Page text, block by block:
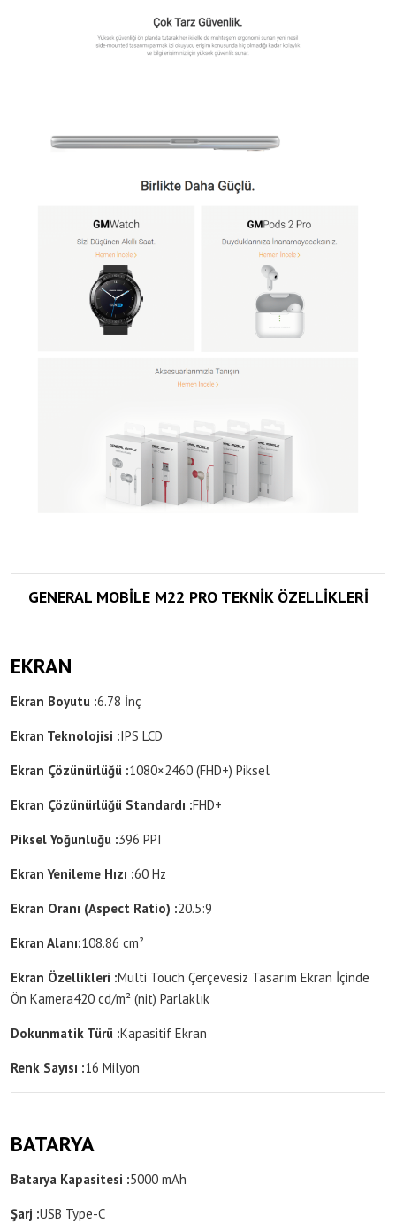
GENERAL MOBİLE M22 PRO TEKNİK ÖZELLİKLERİ
EKRAN
Ekran Boyutu :6.78 İnç
Ekran Teknolojisi :IPS LCD
Ekran Çözünürlüğü :1080×2460 (FHD+) Piksel
Ekran Çözünürlüğü Standardı :FHD+
Piksel Yoğunluğu :396 PPI
Ekran Yenileme Hızı :60 Hz
Ekran Oranı (Aspect Ratio) :20.5:9
Ekran Alanı:108.86 cm²
Ekran Özellikleri :Multi Touch Çerçevesiz Tasarım Ekran İçinde
Ön Kamera420 cd/m² (nit) Parlaklık
Dokunmatik Türü :Kapasitif Ekran
Renk Sayısı :16 Milyon
BATARYA
Batarya Kapasitesi :5000 mAh
Şarj :USB Type-C